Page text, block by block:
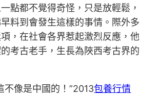
點都不覺得奇怪，只是放輕鬆，
料到會發生這樣的事情。際外多
，在社會各界惹起激烈反應，他
考古老手，生長為陜西考古界的
不像是中國的！”2013包養行情